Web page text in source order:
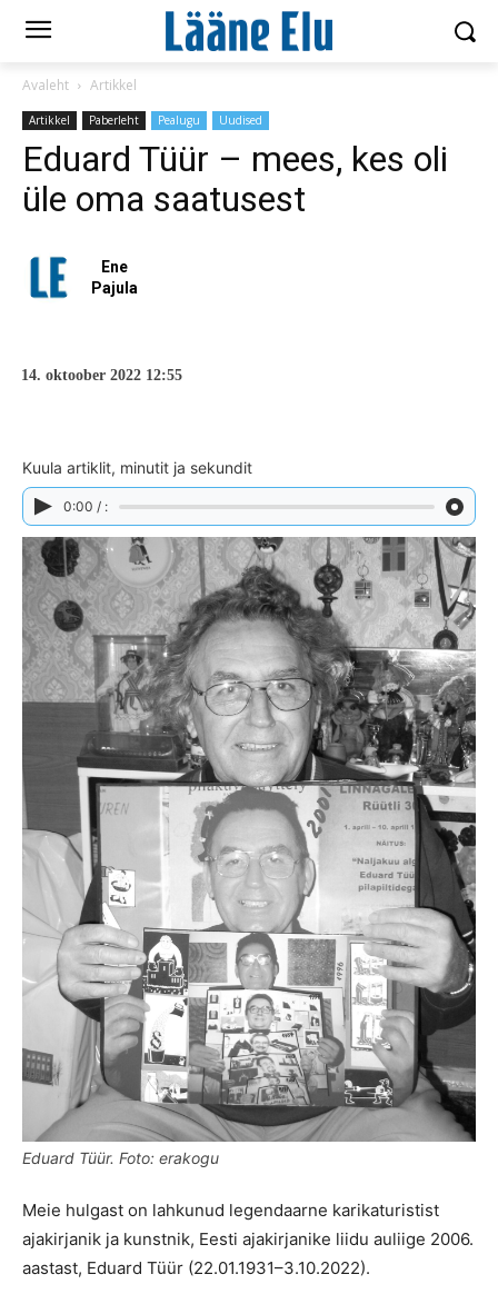
Avaleht Artikkel
Artikkel Paberleht Pealugu Uudised
Eduard Tüür – mees, kes oli
üle oma saatusest
Ene
Pajula
14. oktoober 2022 12:55
Kuula artiklit, minutit ja sekundit
0:00 / :
Eduard Tüür. Foto: erakogu
Meie hulgast on lahkunud legendaarne karikaturistist
ajakirjanik ja kunstnik, Eesti ajakirjanike liidu auliige 2006.
aastast, Eduard Tüür (22.01.1931–3.10.2022).